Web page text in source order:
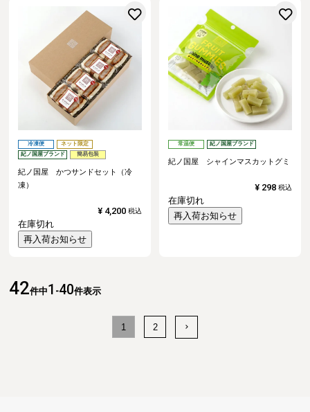
冷凍便
ネット限定
紀ノ国屋ブランド
簡易包装
紀ノ国屋 かつサンドセット（冷
凍）
¥ 4,200 税込
在庫切れ
再入荷お知らせ
お気に入りに登録する
常温便 紀ノ国屋ブランド
紀ノ国屋 シャインマスカットグミ
¥ 298 税込
在庫切れ
再入荷お知らせ
42件中1 -40件表示
1 2